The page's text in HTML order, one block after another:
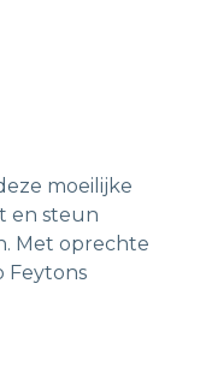
moeilijke
en steun
Met oprechte
Feytons